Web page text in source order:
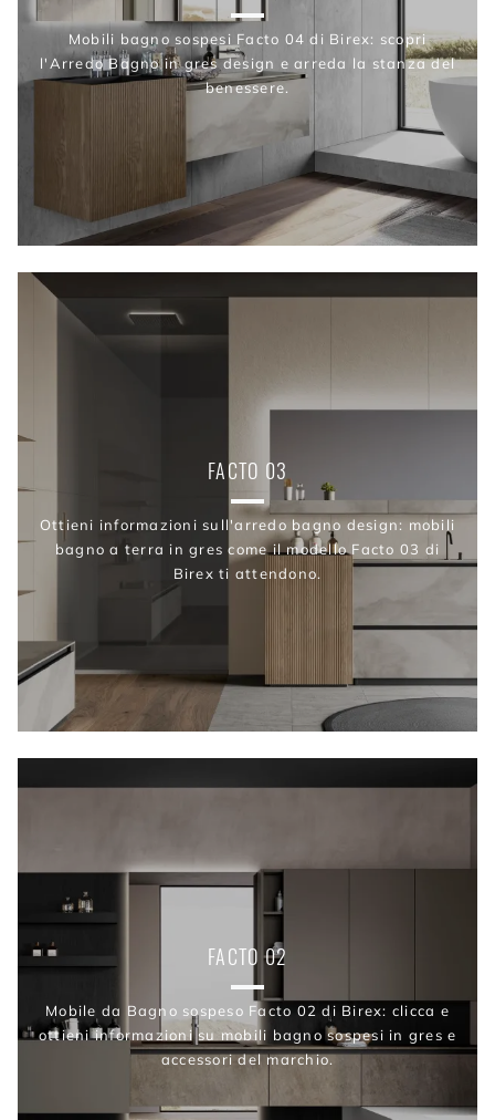
Mobili bagno sospesi Facto 04 di Birex: scopri
l'Arredo Bagno in gres design e arreda la stanza del
benessere.
FACTO 03
Ottieni informazioni sull'arredo bagno design: mobili
bagno a terra in gres come il modello Facto 03 di
Birex ti attendono.
FACTO 02
Mobile da Bagno sospeso Facto 02 di Birex: clicca e
ottieni informazioni su mobili bagno sospesi in gres e
accessori del marchio.